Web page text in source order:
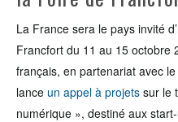
La France sera le pays invité
Francfort du 11 au 15 octobre
français, en partenariat avec
lance un appel à projets sur le
numérique », destiné aux